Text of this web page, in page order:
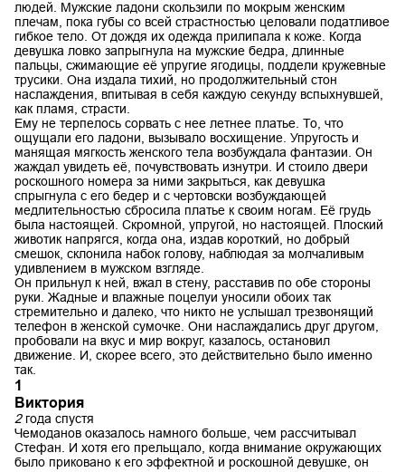
людей. Мужские ладони скользили по мокрым женским
плечам, пока губы со всей страстностью целовали податливое
гибкое тело. От дождя их одежда прилипала к коже. Когда
девушка ловко запрыгнула на мужские бедра, длинные
пальцы, сжимающие её упругие ягодицы, поддели кружевные
трусики. Она издала тихий, но продолжительный стон
наслаждения, впитывая в себя каждую секунду вспыхнувшей,
как пламя, страсти.
Ему не терпелось сорвать с нее летнее платье. То, что
ощущали его ладони, вызывало восхищение. Упругость и
манящая мягкость женского тела возбуждала фантазии. Он
жаждал увидеть её, почувствовать изнутри. И стоило двери
роскошного номера за ними закрыться, как девушка
спрыгнула с его бедер и с чертовски возбуждающей
медлительностью сбросила платье к своим ногам. Её грудь
была настоящей. Скромной, упругой, но настоящей. Плоский
животик напрягся, когда она, издав короткий, но добрый
смешок, склонила набок голову, наблюдая за молчаливым
удивлением в мужском взгляде.
Он прильнул к ней, вжал в стену, расставив по обе стороны
руки. Жадные и влажные поцелуи уносили обоих так
стремительно и далеко, что никто не услышал трезвонящий
телефон в женской сумочке. Они наслаждались друг другом,
пробовали на вкус и мир вокруг, казалось, остановил
движение. И, скорее всего, это действительно было именно
так.
1
Виктория
2 года спустя
Чемоданов оказалось намного больше, чем рассчитывал
Стефан. И хотя его прельщало, когда внимание окружающих
было приковано к его эффектной и роскошной девушке, он